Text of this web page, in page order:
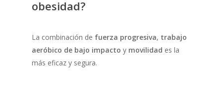
obesidad?
La combinación de fuerza progresiva, trabajo
aeróbico de bajo impacto y movilidad es la
más eficaz y segura.